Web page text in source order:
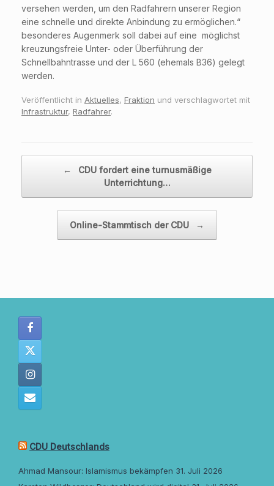
versehen werden, um den Radfahrern unserer Region
eine schnelle und direkte Anbindung zu ermöglichen.“
besonderes Augenmerk soll dabei auf eine möglichst
kreuzungsfreie Unter- oder Überführung der
Schnellbahntrasse und der L 560 (ehemals B36) gelegt
werden.
Veröffentlicht in Aktuelles, Fraktion und verschlagwortet mit
Infrastruktur, Radfahrer.
←
CDU fordert eine turnusmäßige
Unterrichtung…
Online-Stammtisch der CDU →
CDU Deutschlands
Ahmad Mansour: Islamismus bekämpfen 31. Juli 2026